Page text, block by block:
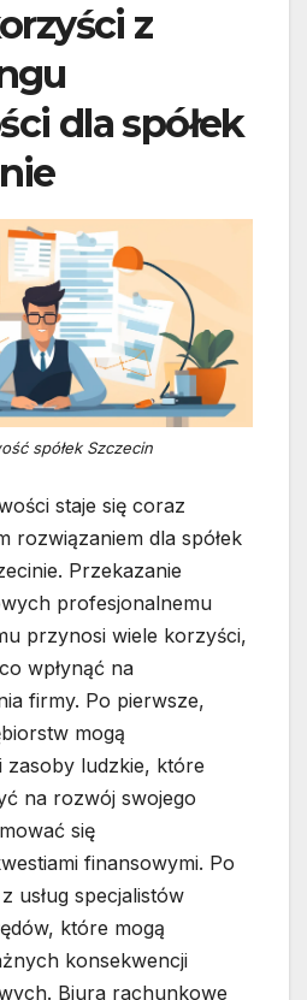
z
dla spółek
spółek Szczecin
staje się coraz
rozwiązaniem dla spółek
Przekazanie
profesjonalnemu
przynosi wiele korzyści,
wpłynąć na
firmy. Po pierwsze,
mogą
zasoby ludzkie, które
na rozwój swojego
się
finansowymi. Po
usług specjalistów
które mogą
konsekwencji
Biura rachunkowe